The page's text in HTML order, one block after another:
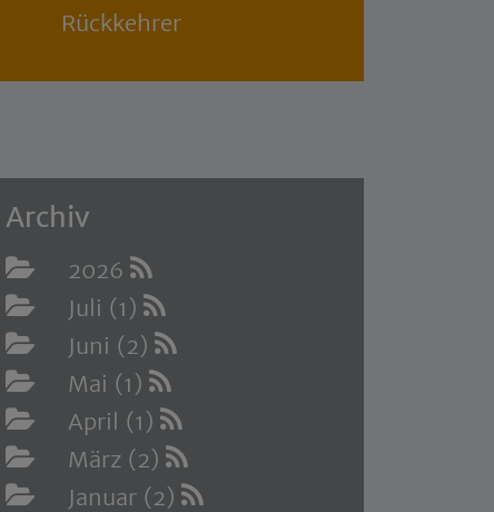
Rückkehrer
Archiv
2026
Juli (1)
Juni (2)
Mai (1)
April (1)
März (2)
Januar (2)